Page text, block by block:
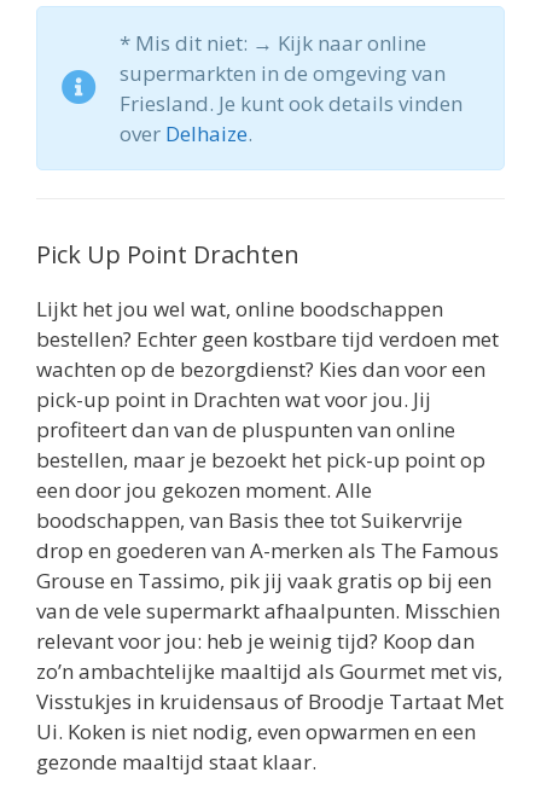
* Mis dit niet: → Kijk naar online
supermarkten in de omgeving van
Friesland. Je kunt ook details vinden
over Delhaize.
Pick Up Point Drachten
Lijkt het jou wel wat, online boodschappen
bestellen? Echter geen kostbare tijd verdoen met
wachten op de bezorgdienst? Kies dan voor een
pick-up point in Drachten wat voor jou. Jij
profiteert dan van de pluspunten van online
bestellen, maar je bezoekt het pick-up point op
een door jou gekozen moment. Alle
boodschappen, van Basis thee tot Suikervrije
drop en goederen van A-merken als The Famous
Grouse en Tassimo, pik jij vaak gratis op bij een
van de vele supermarkt afhaalpunten. Misschien
relevant voor jou: heb je weinig tijd? Koop dan
zo’n ambachtelijke maaltijd als Gourmet met vis,
Visstukjes in kruidensaus of Broodje Tartaat Met
Ui. Koken is niet nodig, even opwarmen en een
gezonde maaltijd staat klaar.